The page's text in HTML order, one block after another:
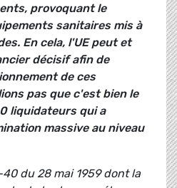
provoquant le
sanitaires mis à
En cela, l'UE peut et
décisif afin de
de ces
pas que c'est bien le
liquidateurs qui a
massive au niveau
du 28 mai 1959 dont la